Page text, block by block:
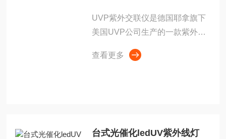
UVP紫外交联仪是德国耶拿旗下
美国UVP公司生产的一款紫外辐
1000 CL-3000（开门型）为CL-
查看更多
台式光催化ledUV紫外线灯